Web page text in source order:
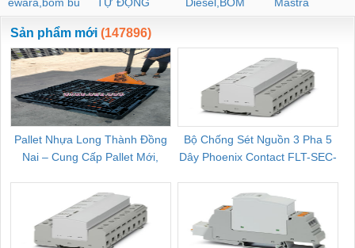
ewara,bom bu
ewara
TỰ ĐỘNG
Diesel,BOM
CHUA CHAY
Mastra
Sản phẩm mới (147896)
Pallet Nhựa Long Thành Đồng
Nai – Cung Cấp Pallet Mới,
Bộ Chống Sét Nguồn 3 Pha 5
Dây Phoenix Contact FLT-SEC-